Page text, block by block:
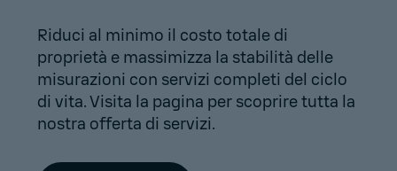
Riduci al minimo il costo totale di
proprietà e massimizza la stabilità delle
misurazioni con servizi completi del ciclo
di vita. Visita la pagina per scoprire tutta la
nostra offerta di servizi.